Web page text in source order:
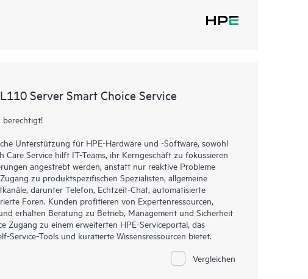
Server Smart Choice Service
berechtigt!
Unterstützung für HPE-Hardware und -Software, sowohl
Care Service hilft IT-Teams, ihr Kerngeschäft zu fokussieren
angestrebt werden, anstatt nur reaktive Probleme
zu produktspezifischen Spezialisten, allgemeine
darunter Telefon, Echtzeit-Chat, automatisierte
Foren. Kunden profitieren von Expertenressourcen,
erhalten Beratung zu Betrieb, Management und Sicherheit
Zugang zu einem erweiterten HPE-Serviceportal, das
Service-Tools und kuratierte Wissensressourcen bietet.
Vergleichen